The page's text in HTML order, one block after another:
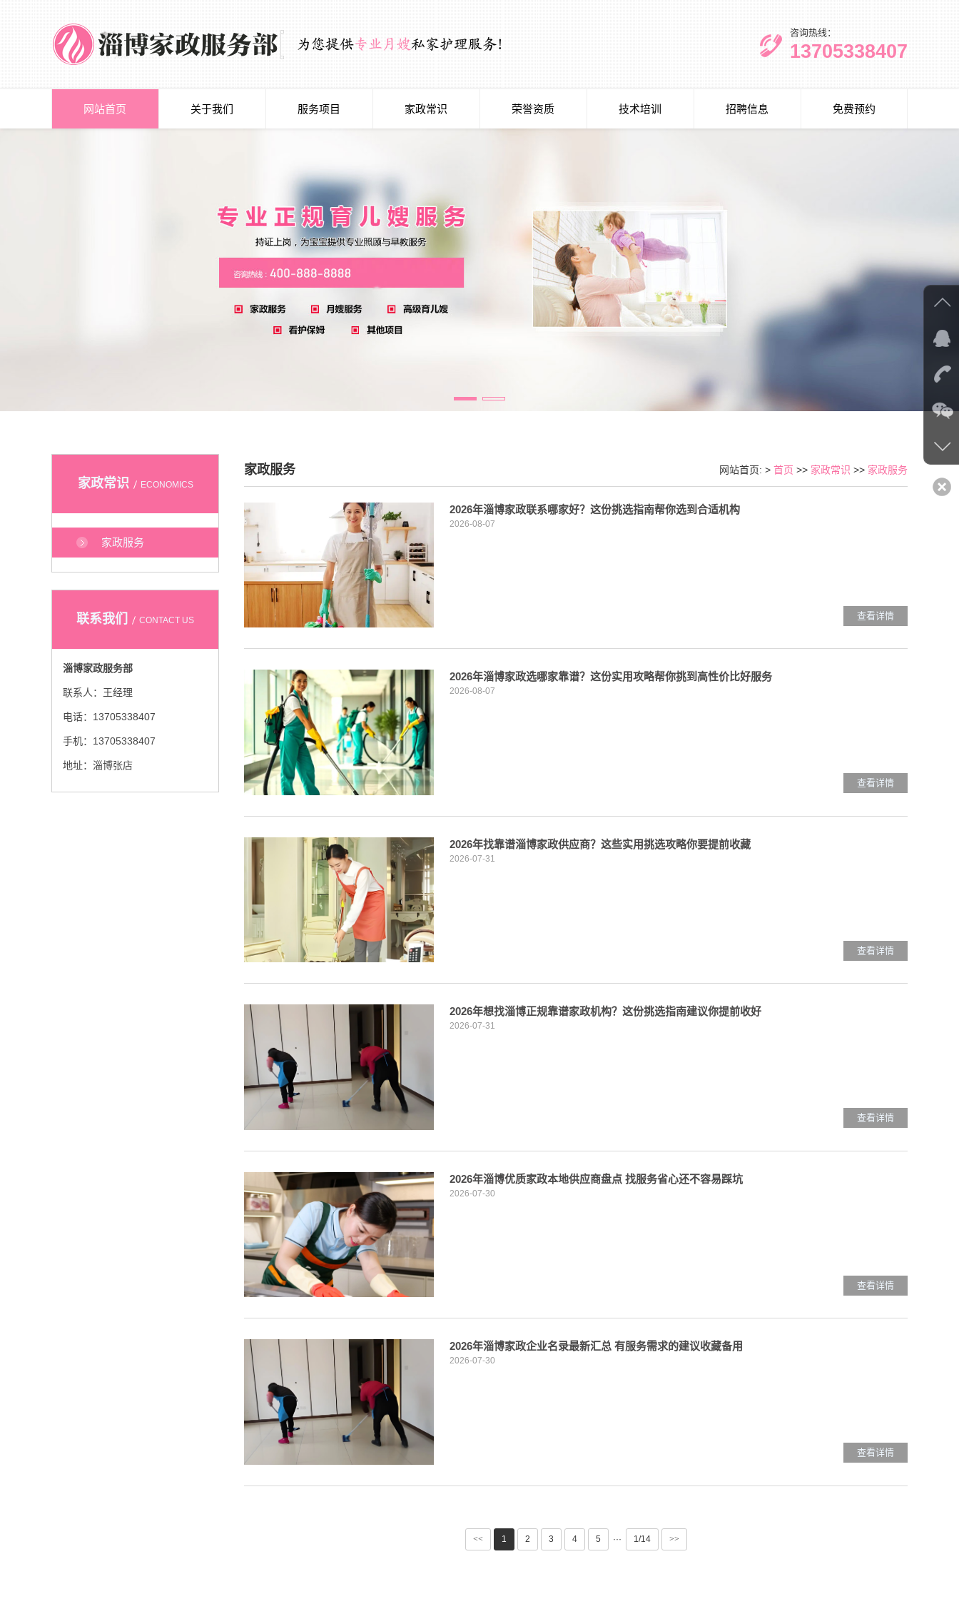
咨询热线：
13705338407
网站首页 关于我们 服务项目 家政常识 荣誉资质 技术培训 招聘信息 免费预约
家政常识 ECONOMICS
家政服务
联系我们 CONTACT US
淄博家政服务部
联系人：王经理
电话：13705338407
手机：13705338407
地址：淄博张店
家政服务 网站首页: > 首页 >> 家政常识 >> 家政服务
2026年淄博家政联系哪家好？这份挑选指南帮你选到合适机构
2026-08-07
查看详情
2026年淄博家政选哪家靠谱？这份实用攻略帮你挑到高性价比好服务
2026-08-07
查看详情
2026年找靠谱淄博家政供应商？这些实用挑选攻略你要提前收藏
2026-07-31
查看详情
2026年想找淄博正规靠谱家政机构？这份挑选指南建议你提前收好
2026-07-31
查看详情
2026年淄博优质家政本地供应商盘点 找服务省心还不容易踩坑
2026-07-30
查看详情
2026年淄博家政企业名录最新汇总 有服务需求的建议收藏备用
2026-07-30
查看详情
<< 1 2 3 4 5 ··· 1/14 >>